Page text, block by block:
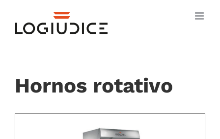
content
Hornos rotativo